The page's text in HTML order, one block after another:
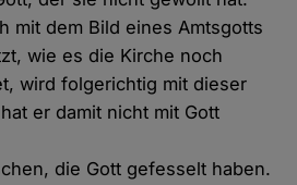
mit dem Bild eines Amtsgotts
wie es die Kirche noch
wird folgerichtig mit dieser
er damit nicht mit Gott
die Gott gefesselt haben.